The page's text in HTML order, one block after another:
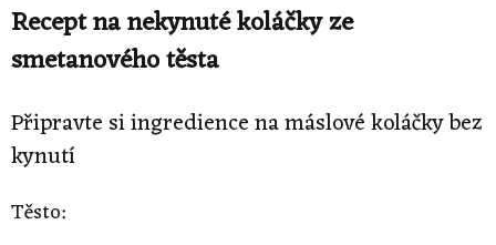
Recept na nekynuté koláčky ze
smetanového těsta
Připravte si ingredience na máslové koláčky bez
kynutí
Těsto: